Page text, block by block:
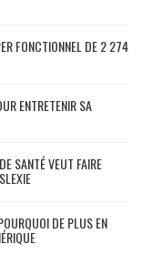
FONCTIONNEL DE 2 274
ENTRETENIR SA
SANTÉ VEUT FAIRE
DE PLUS EN